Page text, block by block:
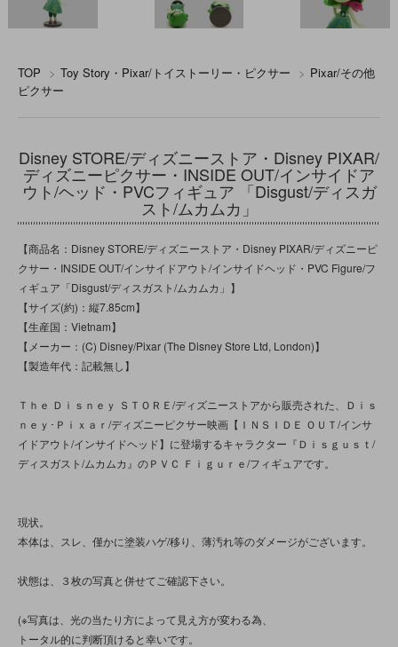
TOP > Toy Story・Pixar/トイストーリー・ピクサー > Pixar/その他
ピクサー
Disney STORE/ディズニーストア・Disney PIXAR/
ディズニーピクサー・INSIDE OUT/インサイドア
ウト/ヘッド・PVCフィギュア 「Disgust/ディスガ
スト/ムカムカ」
【商品名：Disney STORE/ディズニーストア・Disney PIXAR/ディズニーピ
クサー・INSIDE OUT/インサイドアウト/インサイドヘッド・PVC Figure/フ
ィギュア「Disgust/ディスガスト/ムカムカ」】
【サイズ(約)：縦7.85cm】
【生産国：Vietnam】
【メーカー：(C) Disney/Pixar (The Disney Store Ltd, London)】
【製造年代：記載無し】
Ｔｈｅ Ｄｉｓｎｅｙ ＳＴＯＲＥ/ディズニーストアから販売された、Ｄｉｓ
ｎｅｙ･Ｐｉｘａｒ/ディズニーピクサー映画【ＩＮＳＩＤＥ ＯＵＴ/インサ
イドアウト/インサイドヘッド】に登場するキャラクター『Ｄｉｓｇｕｓｔ/
ディスガスト/ムカムカ』のＰＶＣ Ｆｉｇｕｒｅ/フィギュアです。
現状。
本体は、スレ、僅かに塗装ハゲ/移り、薄汚れ等のダメージがございます。
状態は、３枚の写真と併せてご確認下さい。
(※写真は、光の当たり方によって見え方が変わる為、
トータル的に判断頂けると幸いです。